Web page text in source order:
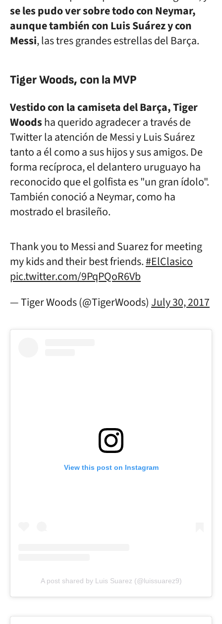
se les pudo ver sobre todo con Neymar,
aunque también con Luis Suárez y con
Messi, las tres grandes estrellas del Barça.
Tiger Woods, con la MVP
Vestido con la camiseta del Barça, Tiger
Woodsha querido agradecer a través de
Twitter la atención de Messi y Luis Suárez
tanto a él como a sus hijos y sus amigos. De
forma recíproca, el delantero uruguayo ha
reconocido que el golfista es "un gran ídolo".
También conoció a Neymar, como ha
mostrado el brasileño.
Thank you to Messi and Suarez for meeting
my kids and their best friends.#ElClasico
pic.twitter.com/9PqPQoR6Vb
— Tiger Woods (@TigerWoods) July 30, 2017
View this post on Instagram
A post shared by Luis Suarez (@luissuarez9)